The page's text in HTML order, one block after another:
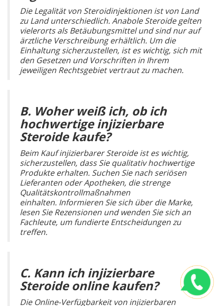
Die Legalität von Steroidinjektionen ist von Land
zu Land unterschiedlich. Anabole Steroide gelten
vielerorts als Betäubungsmittel und sind nur auf
ärztliche Verschreibung erhältlich. Um die
Einhaltung sicherzustellen, ist es wichtig, sich mit
den Gesetzen und Vorschriften in Ihrem
jeweiligen Rechtsgebiet vertraut zu machen.
B. Woher weiß ich, ob ich
hochwertige injizierbare
Steroide kaufe?
Beim Kauf injizierbarer Steroide ist es wichtig,
sicherzustellen, dass Sie qualitativ hochwertige
Produkte erhalten. Suchen Sie nach seriösen
Lieferanten oder Apotheken, die strenge
Qualitätskontrollmaßnahmen
einhalten. Informieren Sie sich über die Marke,
lesen Sie Rezensionen und wenden Sie sich an
Fachleute, um fundierte Entscheidungen zu
treffen.
C. Kann ich injizierbare
Steroide online kaufen?
Die Online-Verfügbarkeit von injizierbaren